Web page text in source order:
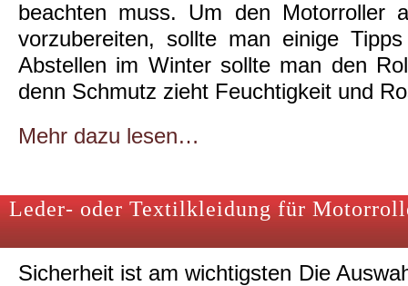
beachten muss. Um den Motorroller
vorzubereiten, sollte man einige
Abstellen im Winter sollte man den
denn Schmutz zieht Feuchtigkeit und
Mehr dazu lesen…
Leder- oder Textilkleidung für
Sicherheit ist am wichtigsten Die